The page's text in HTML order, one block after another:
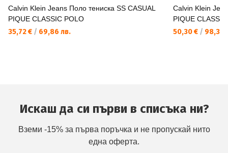
Calvin Klein Jeans Поло тениска SS CASUAL
PIQUE CLASSIC POLO
35,72 € / 69,86 лв.
Calvin Klein
PIQUE
50,30 € / 98,38
Искаш да си първи в списъка ни?
Вземи -15% за първа поръчка и не пропускай нито
една оферта.